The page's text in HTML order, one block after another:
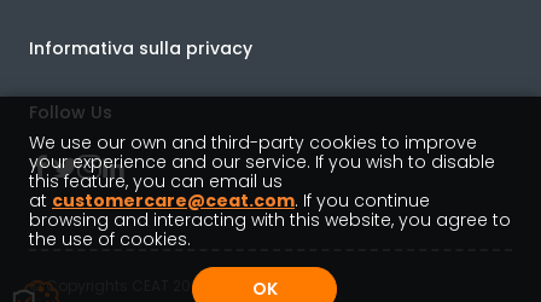
Informativa sulla privacy
Follow Us
© Copyrights CEAT 2022
We use our own and third-party cookies to improve
your experience and our service. If you wish to disable
this feature, you can email us
at customercare@ceat.com. If you continue
browsing and interacting with this website, you agree to
the use of cookies.
OK